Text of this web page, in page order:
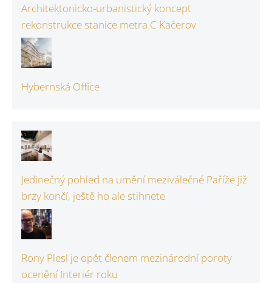
Architektonicko-urbanistický koncept
rekonstrukce stanice metra C Kačerov
Hybernská Office
Jedinečný pohled na umění meziválečné Paříže již
brzy končí, ještě ho ale stihnete
Rony Plesl je opět členem mezinárodní poroty
ocenění Interiér roku